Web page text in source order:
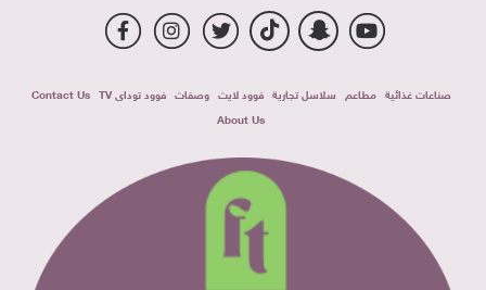
صناعات غذائية مطاعم سلاسل تجارية فوود لايت وصفات فوود توداى TV
Contact Us
About Us